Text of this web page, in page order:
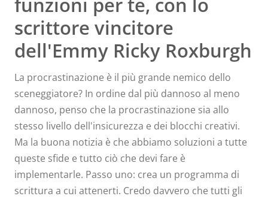
funzioni per te, con lo
scrittore vincitore
dell'Emmy Ricky Roxburgh
La procrastinazione è il più grande nemico dello
sceneggiatore? In ordine dal più dannoso al meno
dannoso, penso che la procrastinazione sia allo
stesso livello dell'insicurezza e dei blocchi creativi.
Ma la buona notizia è che abbiamo soluzioni a tutte
queste sfide e tutto ciò che devi fare è
implementarle. Passo uno: crea un programma di
scrittura a cui attenerti. Credo davvero che tutti gli